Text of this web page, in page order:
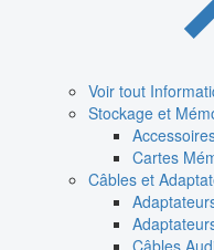
Voir tout
Stockage et
Cartes
Câbles et